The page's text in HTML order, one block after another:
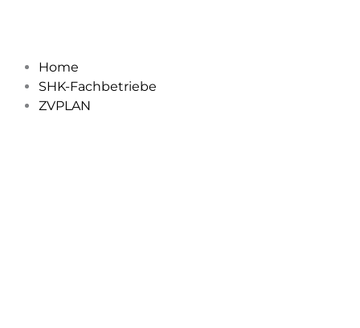
Home
SHK-Fachbetriebe
ZVPLAN